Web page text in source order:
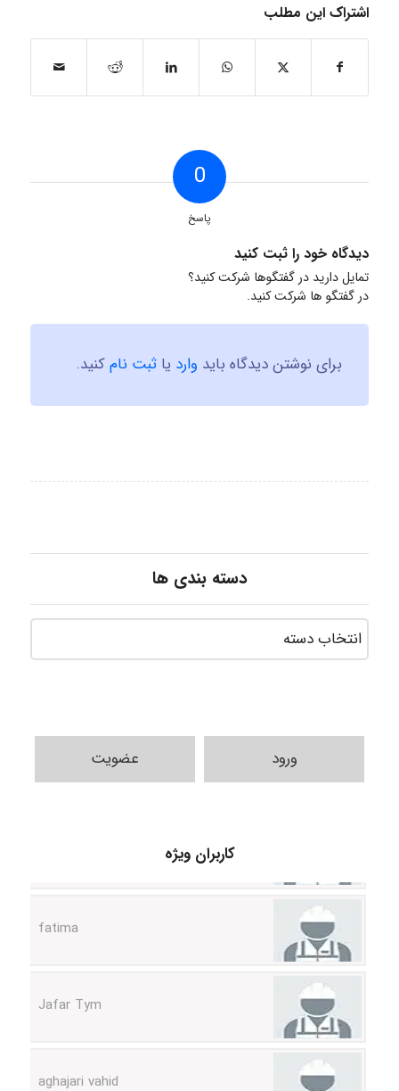
اشتراک این مطلب
0
پاسخ
دیدگاه خود را ثبت کنید
تمایل دارید در گفتگوها شرکت کنید؟
در گفتگو ها شرکت کنید.
برای نوشتن دیدگاه باید وارد یا ثبت نامکنید.
دسته بندی ها
ورود عضویت
کاربران ویژه